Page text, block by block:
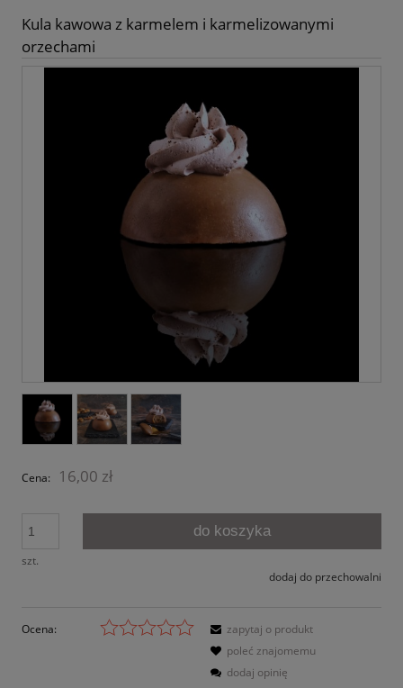
Kula kawowa z karmelem i karmelizowanymi
orzechami
Cena: 16,00 zł
szt.
do koszyka
dodaj do przechowalni
Ocena:
zapytaj o produkt
poleć znajomemu
dodaj opinię